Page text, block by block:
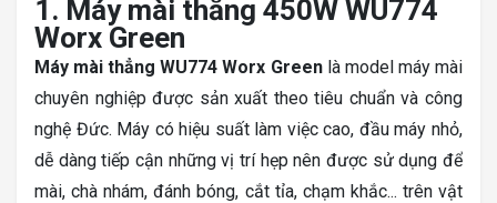
1. Máy mài thẳng 450W WU774
Worx Green
Máy mài thẳng WU774 Worx Greenlà model máy mài
chuyên nghiệp được sản xuất theo tiêu chuẩn và công
nghệ Đức. Máy có hiệu suất làm việc cao, đầu máy nhỏ,
dễ dàng tiếp cận những vị trí hẹp nên được sử dụng để
mài, chà nhám, đánh bóng, cắt tỉa, chạm khắc... trên vật